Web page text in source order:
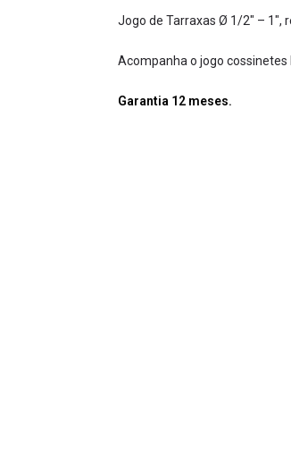
Jogo de Tarraxas Ø 1/2″ –
Acompanha o jogo cossinetes
Garantia 12 meses.